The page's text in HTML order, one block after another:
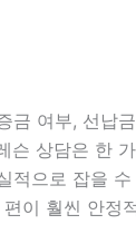
여부, 선납
상담은 한
으로 잡을
이 훨씬 안정